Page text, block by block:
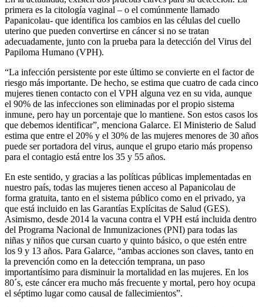
primera es la citología vaginal – o el comúnmente llamado
Papanicolau- que identifica los cambios en las células del cuello
uterino que pueden convertirse en cáncer si no se tratan
adecuadamente, junto con la prueba para la detección del Virus del
Papiloma Humano (VPH).
“La infección persistente por este último se convierte en el factor de
riesgo más importante. De hecho, se estima que cuatro de cada cinco
mujeres tienen contacto con el VPH alguna vez en su vida, aunque
el 90% de las infecciones son eliminadas por el propio sistema
inmune, pero hay un porcentaje que lo mantiene. Son estos casos los
que debemos identificar”, menciona Galarce. El Ministerio de Salud
estima que entre el 20% y el 30% de las mujeres menores de 30 años
puede ser portadora del virus, aunque el grupo etario más propenso
para el contagio está entre los 35 y 55 años.
En este sentido, y gracias a las políticas públicas implementadas en
nuestro país, todas las mujeres tienen acceso al Papanicolau de
forma gratuita, tanto en el sistema público como en el privado, ya
que está incluido en las Garantías Explícitas de Salud (GES).
Asimismo, desde 2014 la vacuna contra el VPH está incluida dentro
del Programa Nacional de Inmunizaciones (PNI) para todas las
niñas y niños que cursan cuarto y quinto básico, o que estén entre
los 9 y 13 años. Para Galarce, “ambas acciones son claves, tanto en
la prevención como en la detección temprana, un paso
importantísimo para disminuir la mortalidad en las mujeres. En los
80´s, este cáncer era mucho más frecuente y mortal, pero hoy ocupa
el séptimo lugar como causal de fallecimientos”.